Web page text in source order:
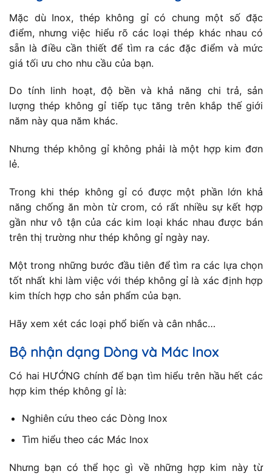
Mặc dù Inox, thép không gỉ có chung một số đặc
điểm, nhưng việc hiểu rõ các loại thép khác nhau có
sẵn là điều cần thiết để tìm ra các đặc điểm và mức
giá tối ưu cho nhu cầu của bạn.
Do tính linh hoạt, độ bền và khả năng chi trả, sản
lượng thép không gỉ tiếp tục tăng trên khắp thế giới
năm này qua năm khác.
Nhưng thép không gỉ không phải là một hợp kim đơn
lẻ.
Trong khi thép không gỉ có được một phần lớn khả
năng chống ăn mòn từ crom, có rất nhiều sự kết hợp
gần như vô tận của các kim loại khác nhau được bán
trên thị trường như thép không gỉ ngày nay.
Một trong những bước đầu tiên để tìm ra các lựa chọn
tốt nhất khi làm việc với thép không gỉ là xác định hợp
kim thích hợp cho sản phẩm của bạn.
Hãy xem xét các loại phổ biến và cân nhắc…
Bộ nhận dạng Dòng và Mác Inox
Có hai HƯỚNG chính để bạn tìm hiểu trên hầu hết các
hợp kim thép không gỉ là:
Nghiên cứu theo các Dòng Inox
Tìm hiểu theo các Mác Inox
Nhưng bạn có thể học gì về những hợp kim này từ